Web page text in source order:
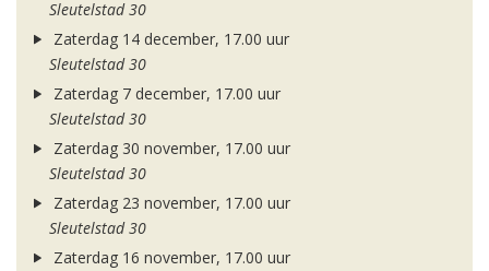
Sleutelstad 30
Zaterdag 14 december, 17.00 uur
Sleutelstad 30
Zaterdag 7 december, 17.00 uur
Sleutelstad 30
Zaterdag 30 november, 17.00 uur
Sleutelstad 30
Zaterdag 23 november, 17.00 uur
Sleutelstad 30
Zaterdag 16 november, 17.00 uur